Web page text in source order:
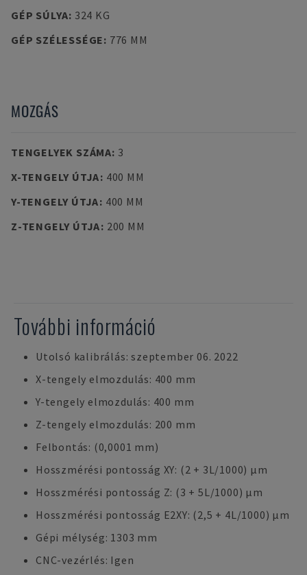
GÉP SÚLYA: 324 KG
GÉP SZÉLESSÉGE: 776 MM
MOZGÁS
TENGELYEK SZÁMA: 3
X-TENGELY ÚTJA: 400 MM
Y-TENGELY ÚTJA: 400 MM
Z-TENGELY ÚTJA: 200 MM
További információ
Utolsó kalibrálás: szeptember 06. 2022
X-tengely elmozdulás: 400 mm
Y-tengely elmozdulás: 400 mm
Z-tengely elmozdulás: 200 mm
Felbontás: (0,0001 mm)
Hosszmérési pontosság XY: (2 + 3L/1000) µm
Hosszmérési pontosság Z: (3 + 5L/1000) µm
Hosszmérési pontosság E2XY: (2,5 + 4L/1000) µm
Gépi mélység: 1303 mm
CNC-vezérlés: Igen